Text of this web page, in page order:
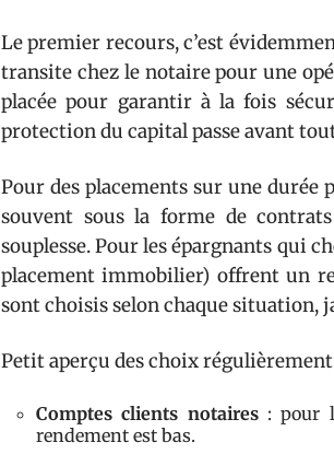
Le premier recours, c’est
transite chez le notaire pour une
placée pour garantir à la fois
protection du capital passe avant
Pour des placements sur une durée
souvent sous la forme de
souplesse. Pour les épargnants qui
placement immobilier) offrent un
sont choisis selon chaque situation,
Petit aperçu des choix
Comptes clients notaires: pour
rendement est bas.